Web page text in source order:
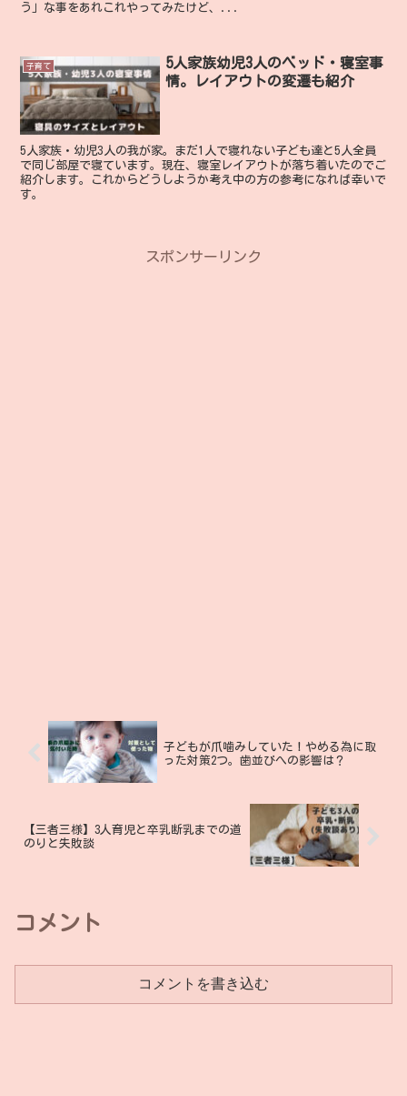
う」な事をあれこれやってみたけど、...
子育て
5人家族幼児3人のベッド・寝室事
情。レイアウトの変遷も紹介
5人家族・幼児3人の我が家。まだ1人で寝れない子ども達と5人全員
で同じ部屋で寝ています。現在、寝室レイアウトが落ち着いたのでご
紹介します。これからどうしようか考え中の方の参考になれば幸いで
す。
スポンサーリンク
子どもが爪噛みしていた！やめる為に取
った対策2つ。歯並びへの影響は？
【三者三様】3人育児と卒乳断乳までの道
のりと失敗談
コメント
コメントを書き込む